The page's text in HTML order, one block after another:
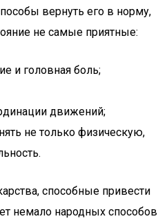
вернуть его в норму,
не самые приятные:
и головная боль;
движений;
не только физическую,
способные привести
немало народных способов